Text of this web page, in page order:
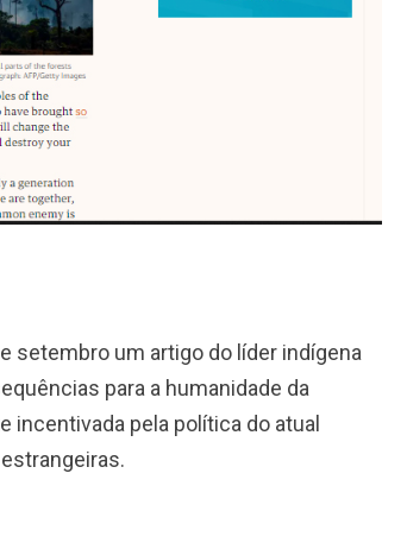
setembro um artigo do líder indígena
para a humanidade da
incentivada pela política do atual